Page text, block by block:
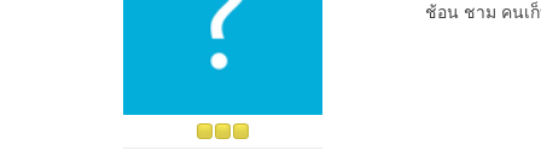
ช้อน ชาม คนเ